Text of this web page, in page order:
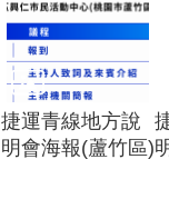
捷運青線地方說
明會海報(蘆竹區)